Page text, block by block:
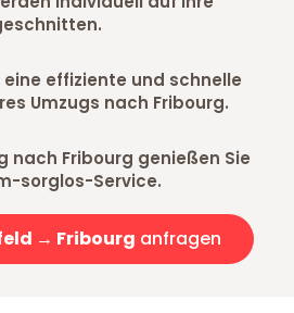
effiziente und schnelle
Umzugs nach Fribourg.
nach Fribourg genießen Sie
sorglos-Service.
→ Fribourg anfragen